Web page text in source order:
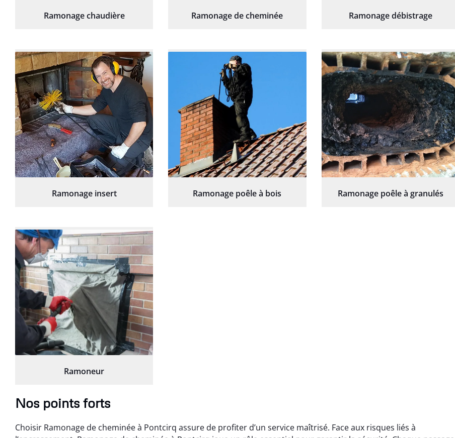
Ramonage chaudière Ramonage de cheminée Ramonage débistrage
Ramonage insert Ramonage poêle à bois Ramonage poêle à granulés
Ramoneur
Nos points forts
Choisir Ramonage de cheminée à Pontcirq assure de profiter d’un service maîtrisé. Face aux risques liés à